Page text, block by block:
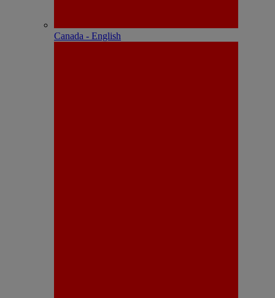
Canada - English